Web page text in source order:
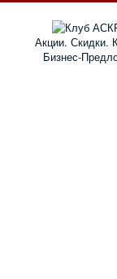
Акции. Скидки.
Бизнес-